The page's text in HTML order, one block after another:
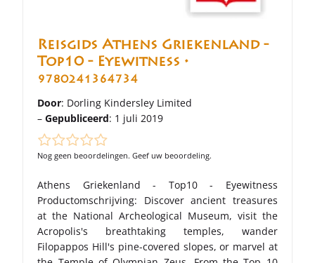
Reisgids Athens Griekenland -
Top10 - Eyewitness •
9780241364734
Door: Dorling Kindersley Limited
–Gepubliceerd: 1 juli 2019
Nog geen beoordelingen. Geef uw beoordeling.
Athens Griekenland - Top10 - Eyewitness
Productomschrijving: Discover ancient treasures
at the National Archeological Museum, visit the
Acropolis's breathtaking temples, wander
Filopappos Hill's pine-covered slopes, or marvel at